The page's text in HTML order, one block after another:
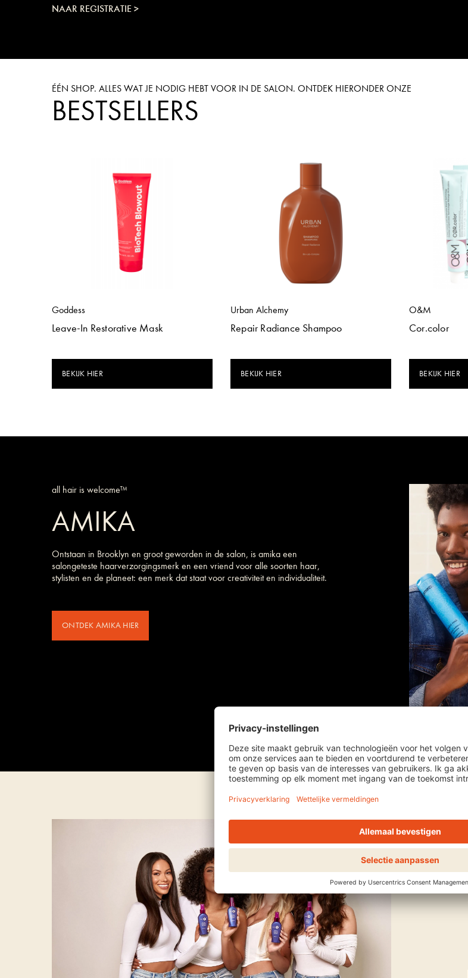
NAAR REGISTRATIE >
ÉÉN SHOP. ALLES WAT JE NODIG HEBT VOOR IN DE SALON. ONTDEK HIERONDER ONZE
BESTSELLERS
Goddess
Leave-In Restorative Mask
BEKIJK HIER
Urban Alchemy
Repair Radiance Shampoo
BEKIJK HIER
O&M
Cor.color
BEKIJK HIER
all hair is welcome™
AMIKA
Ontstaan in Brooklyn en groot geworden in de salon, is amika een
salongeteste haarverzorgings­merk en een vriend voor alle soorten haar,
stylisten en de planeet: een merk dat staat voor creativiteit en individualiteit.
ONTDEK AMIKA HIER